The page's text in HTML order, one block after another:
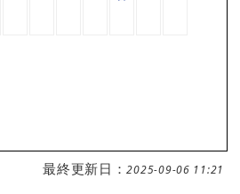
最終更新日：2025-09-06 11:21